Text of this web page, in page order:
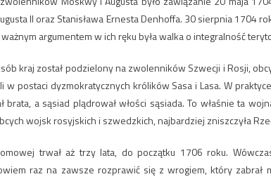
II oraz Stanisława Ernesta Denhoffa. 30 sierpnia 1704
argumentem w ich ręku była walka o integralność
kraj został podzielony na zwolenników Szwecji i Rosji,
w postaci dyzmokratycznych królików Sasa i Lasa. W
brata, a sąsiad plądrował włości sąsiada. To właśnie ta
wojsk rosyjskich i szwedzkich, najbardziej zniszczyła
trwał aż trzy lata, do początku 1706 roku.
raz na zawsze rozprawić się z wrogiem, który